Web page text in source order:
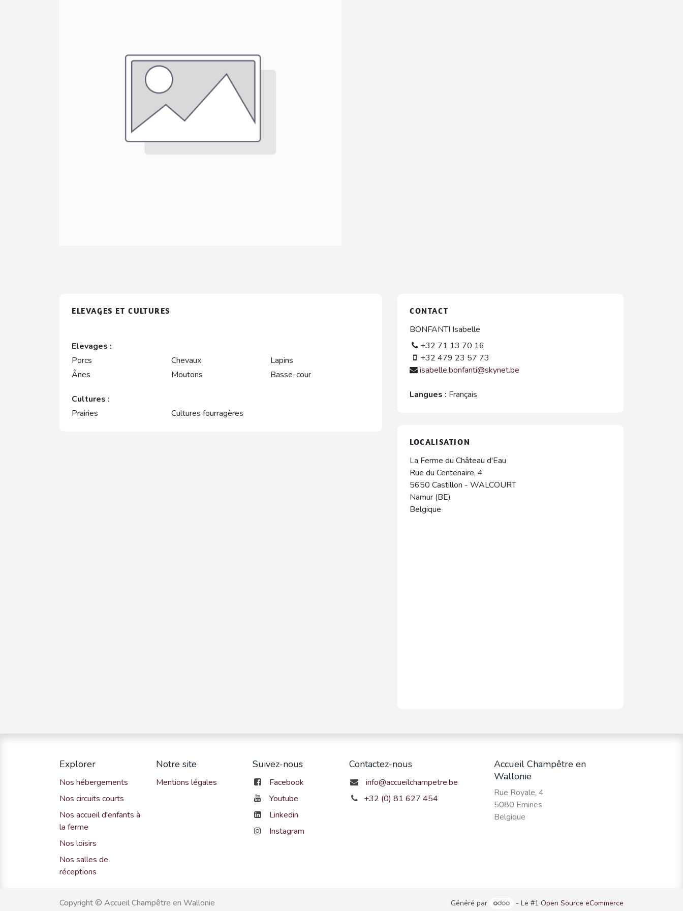
ELEVAGES ET CULTURES
Elevages :
Porcs
Chevaux
Lapins
Ânes
Moutons Basse-cour
Cultures :
Prairies
Cultures fourragères
CONTACT
BONFANTI Isabelle
+32 71 13 70 16
+32 479 23 57 73
isabelle.bonfanti@skynet.be
Langues : Français
LOCALISATION
La Ferme du Château d'Eau
Rue du Centenaire, 4
5650 Castillon - WALCOURT
Namur (BE)
Belgique
Explorer
Nos hébergements
Nos circuits courts
Nos accueil d'enfants à
la ferme
Nos loisirs
Nos salles de
réceptions
Notre site
Mentions légales
Suivez-nous
Facebook
Youtube
Linkedin
Instagram
Contactez-nous
info@accueilchampetre.be
+32 (0) 81 627 454
Accueil Champêtre en
Wallonie
Rue Royale, 4
5080 Emines
Belgique
Copyright © Accueil Champêtre en Wallonie Généré par - Le #1 Open Source eCommerce